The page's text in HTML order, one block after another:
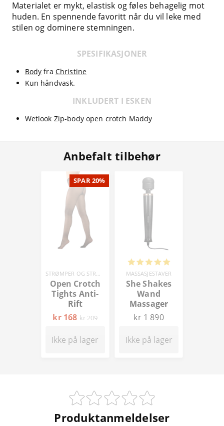
Materialet er mykt, elastisk og føles behagelig mot
huden. En spennende favoritt når du vil leke med
stilen og dominere stemningen.
SPESIFIKASJONER
Body fra Christine
Kun håndvask.
INKLUDERT I ESKEN
Wetlook Zip-body open crotch Maddy
Anbefalt tilbehør
SPAR 20%
Open Crotch
Tights Anti-
Rift
kr 168 kr 209
Ikke på lager
MASSASJESTAVER
She Shakes
Wand
Massager
kr 1 890
Ikke på lager
Produktanmeldelser